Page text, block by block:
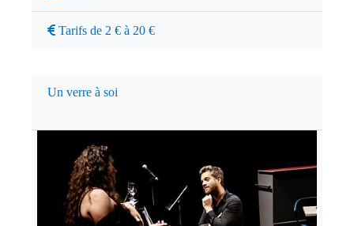
Tarifs de 2 € à 20 €
Un verre à soi